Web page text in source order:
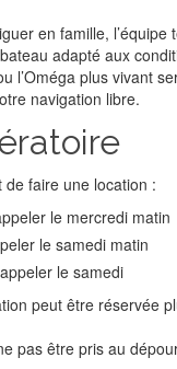
en famille, l’équipe
adapté aux
l’Oméga plus vivant
navigation libre.
faire une location :
le mercredi matin
le samedi matin
le samedi
peut être réservée
pas être pris au